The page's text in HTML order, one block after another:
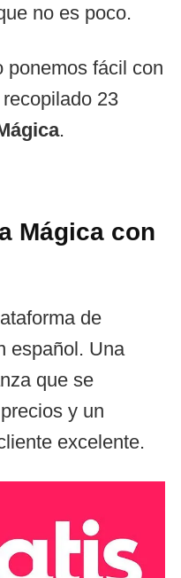
no es poco.
ponemos fácil con
23
.
Mágica con
de
español. Una
que se
y un
excelente.